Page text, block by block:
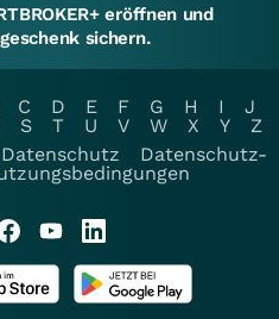
eröffnen und
sichern.
C D E F G H I
J
S T U V W X Y
Z
Datenschutz
Datenschutz-